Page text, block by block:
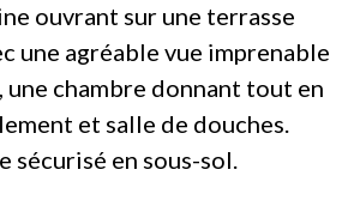
ouvrant sur une terrasse
une agréable vue imprenable
une chambre donnant tout en
et salle de douches.
sécurisé en sous-sol.